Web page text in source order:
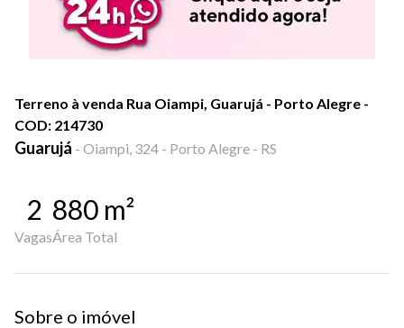
Terreno à venda Rua Oiampi, Guarujá - Porto Alegre -
COD: 214730
Guarujá - Oiampi, 324 - Porto Alegre - RS
2
Vagas
880 m²
Área Total
Sobre o imóvel